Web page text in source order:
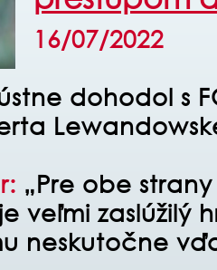
16/07/2022
dohodol s
„Pre obe
veľmi zaslúžilý
neskutočne